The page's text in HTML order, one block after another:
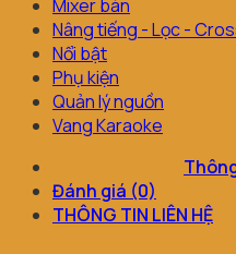
Mixer bàn
Nâng tiếng - Lọc -
Nổi bật
Phụ kiện
Quản lý nguồn
Vang Karaoke
Đánh giá (0)
THÔNG TIN LIÊN HỆ